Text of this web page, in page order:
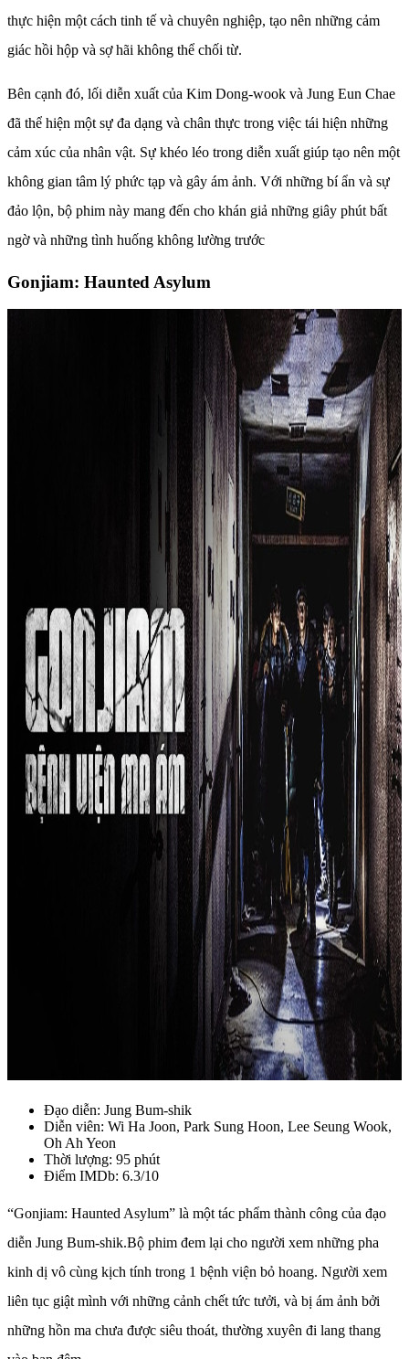
thực hiện một cách tinh tế và chuyên nghiệp, tạo nên những cảm
giác hồi hộp và sợ hãi không thể chối từ.
Bên cạnh đó, lối diễn xuất của Kim Dong-wook và Jung Eun Chae
đã thể hiện một sự đa dạng và chân thực trong việc tái hiện những
cảm xúc của nhân vật. Sự khéo léo trong diễn xuất giúp tạo nên một
không gian tâm lý phức tạp và gây ám ảnh. Với những bí ẩn và sự
đảo lộn, bộ phim này mang đến cho khán giả những giây phút bất
ngờ và những tình huống không lường trước
Gonjiam: Haunted Asylum
Đạo diễn: Jung Bum-shik
Diễn viên: Wi Ha Joon, Park Sung Hoon, Lee Seung Wook,
Oh Ah Yeon
Thời lượng: 95 phút
Điểm IMDb: 6.3/10
“Gonjiam: Haunted Asylum” là một tác phẩm thành công của đạo
diễn Jung Bum-shik.Bộ phim đem lại cho người xem những pha
kinh dị vô cùng kịch tính trong 1 bệnh viện bỏ hoang. Người xem
liên tục giật mình với những cảnh chết tức tưởi, và bị ám ảnh bởi
những hồn ma chưa được siêu thoát, thường xuyên đi lang thang